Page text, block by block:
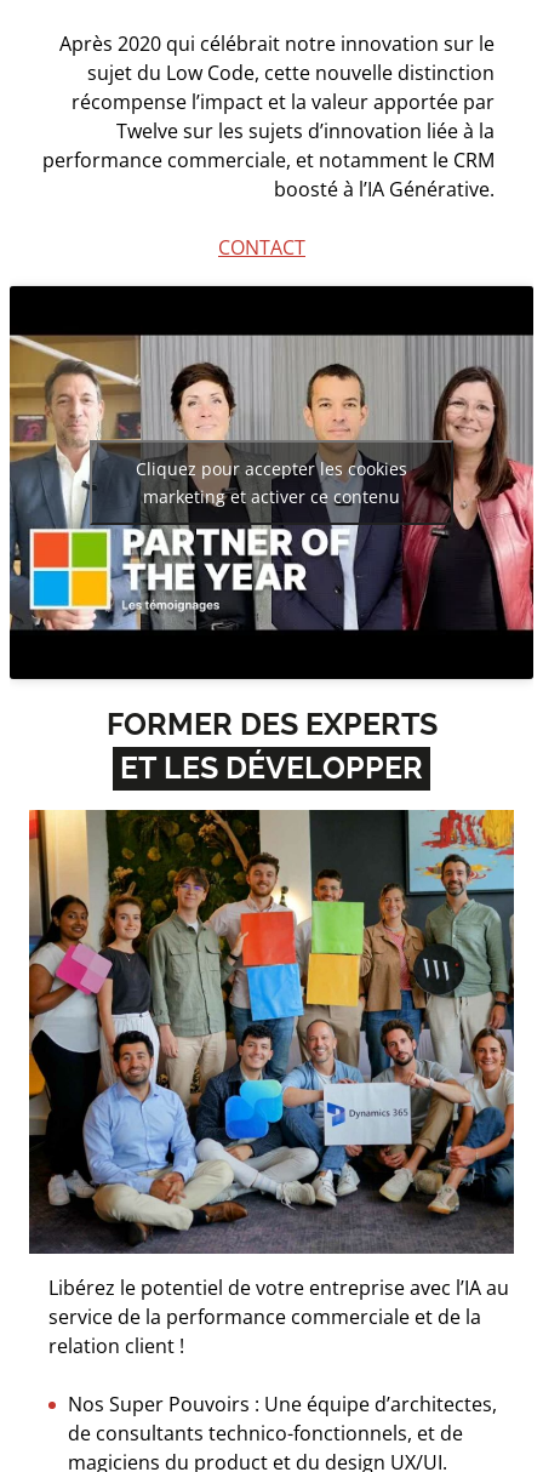
Après 2020 qui célébrait notre innovation sur le
sujet du Low Code, cette nouvelle distinction
récompense l’impact et la valeur apportée par
Twelve sur les sujets d’innovation liée à la
performance commerciale, et notamment le CRM
boosté à l’IA Générative.
CONTACT
Cliquez pour accepter les cookies
marketing et activer ce contenu
FORMER DES EXPERTS
ET LES DÉVELOPPER
Libérez le potentiel de votre entreprise avec l’IA au
service de la performance commerciale et de la
relation client !
Nos Super Pouvoirs : Une équipe d’architectes,
de consultants technico-fonctionnels, et de
magiciens du product et du design UX/UI.